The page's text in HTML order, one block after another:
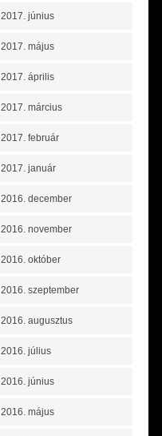
2017. június
2017. május
2017. április
2017. március
2017. február
2017. január
2016. december
2016. november
2016. október
2016. szeptember
2016. augusztus
2016. július
2016. június
2016. május